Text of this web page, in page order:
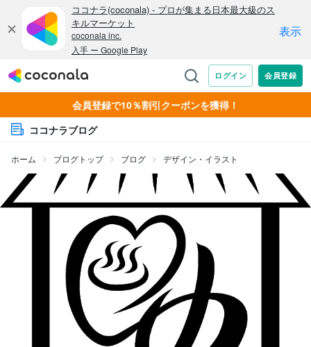
会員登録で10％割引クーポンを獲得！
ココナラブログ
ホーム ブログトップ ブログ デザイン・イラスト